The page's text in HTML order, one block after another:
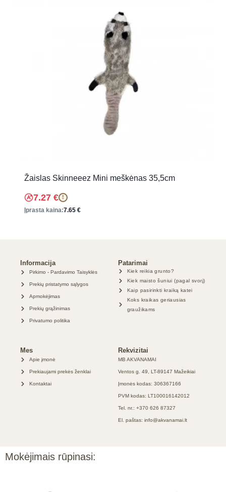
Žaislas Skinneeez Mini meškėnas 35,5cm
7.27 € !
Įprasta kaina:7.65 €
Informacija
Pirkimo - Pardavimo Taisyklės
Prekių pristatymo sąlygos
Apmokėjimas
Prekių grąžinimas
Privatumo politika
Patarimai
Kiek reikia grunto?
Kiek maisto šuniui (pagal svorį)
Kaip pasirinkti kraiką katei
Koks kraikas geriausias
graužikams
Mes
Apie įmonė
Prekiaujami prekės ženklai
Kontaktai
Rekvizitai
MB AKVANAMAI
Ventos g. 49, LT-89147 Mažeikiai
Įmonės kodas: 306367166
PVM kodas: LT100016142012
Tel. nr.: +370 626 87327
El. paštas: info@akvanamai.lt
Mokėjimais rūpinasi: